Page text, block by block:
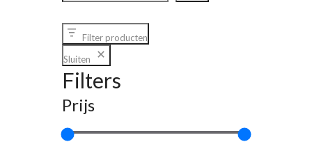
Filter producten
Sluiten
Filters
Prijs